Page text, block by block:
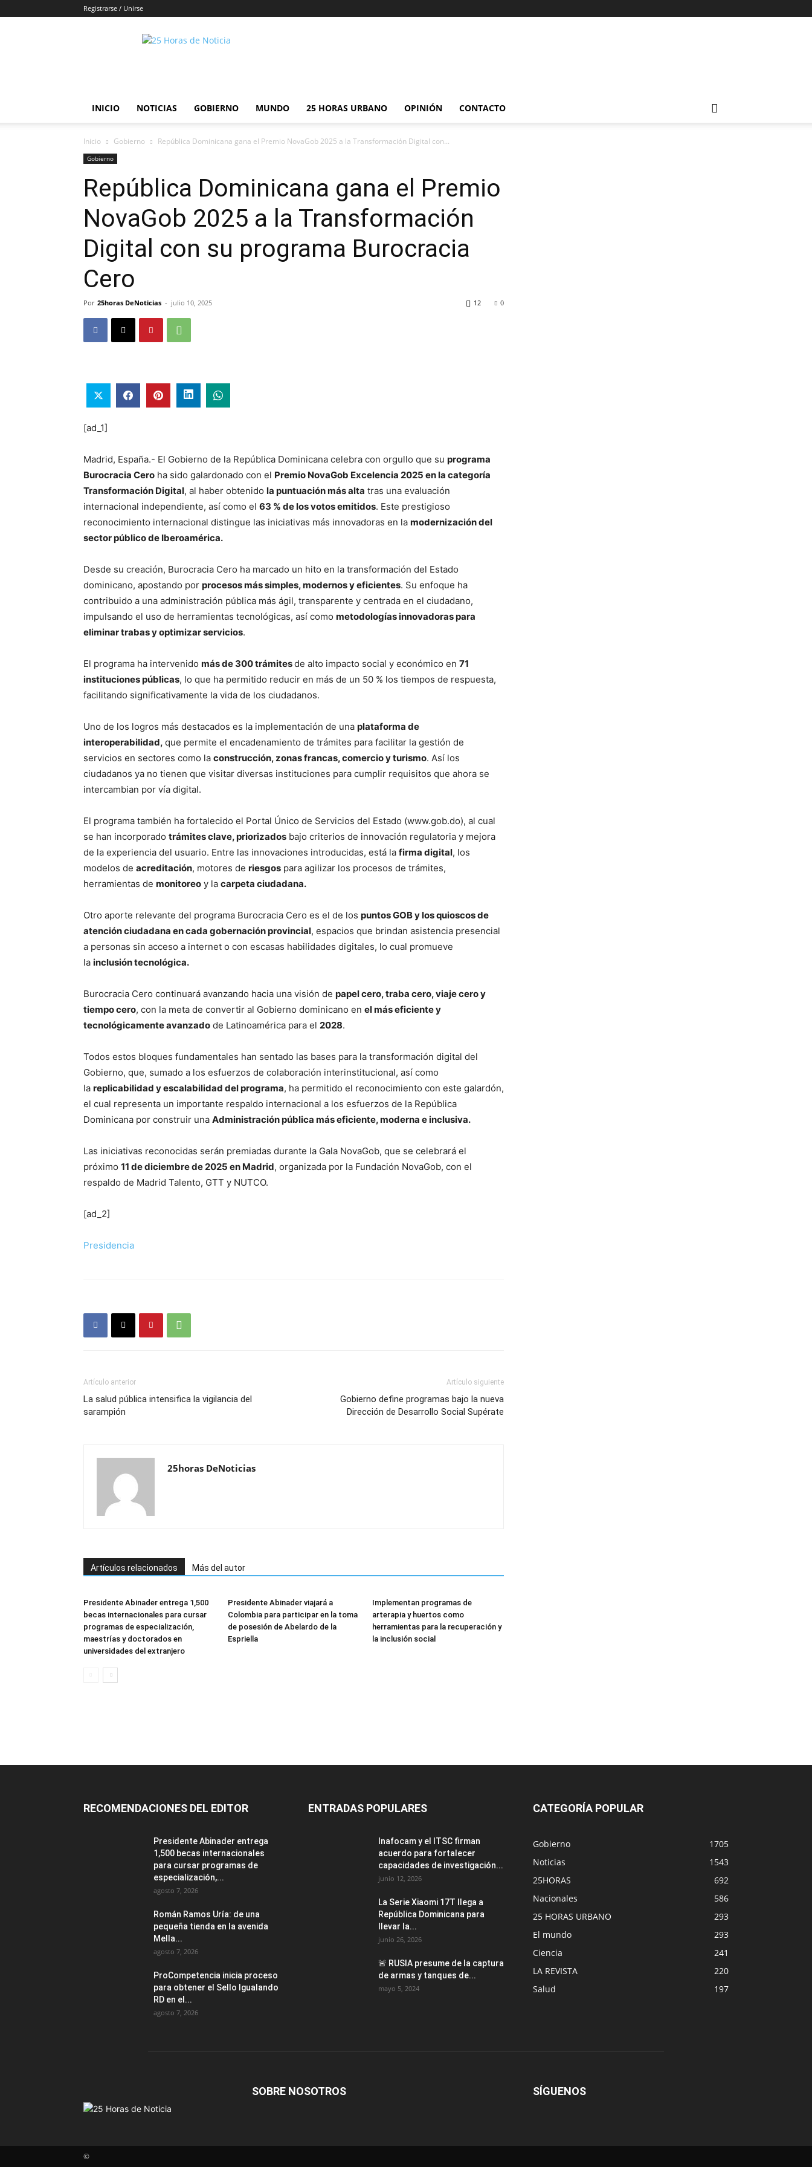
Registrarse / Unirse
25horasdenoticias
INICIO NOTICIAS GOBIERNO MUNDO 25 HORAS URBANO OPINIÓN CONTACTO
Inicio Gobierno República Dominicana gana el Premio NovaGob 2025 a la Transformación Digital con...
Gobierno
República Dominicana gana el Premio
NovaGob 2025 a la Transformación
Digital con su programa Burocracia
Cero
Por 25horas DeNoticias - julio 10, 2025 0
12
[ad_1]
Madrid, España.- El Gobierno de la República Dominicana celebra con orgullo que su programa
Burocracia Cero ha sido galardonado con el Premio NovaGob Excelencia 2025 en la categoría
Transformación Digital, al haber obtenido la puntuación más alta tras una evaluación
internacional independiente, así como el 63 % de los votos emitidos. Este prestigioso
reconocimiento internacional distingue las iniciativas más innovadoras en la modernización del
sector público de Iberoamérica.
Desde su creación, Burocracia Cero ha marcado un hito en la transformación del Estado
dominicano, apostando por procesos más simples, modernos y eficientes. Su enfoque ha
contribuido a una administración pública más ágil, transparente y centrada en el ciudadano,
impulsando el uso de herramientas tecnológicas, así como metodologías innovadoras para
eliminar trabas y optimizar servicios.
El programa ha intervenido más de 300 trámitesde alto impacto social y económico en 71
instituciones públicas, lo que ha permitido reducir en más de un 50 % los tiempos de respuesta,
facilitando significativamente la vida de los ciudadanos.
Uno de los logros más destacados es la implementación de una plataforma de
interoperabilidad, que permite el encadenamiento de trámites para facilitar la gestión de
servicios en sectores como la construcción, zonas francas, comercio y turismo. Así los
ciudadanos ya no tienen que visitar diversas instituciones para cumplir requisitos que ahora se
intercambian por vía digital.
El programa también ha fortalecido el Portal Único de Servicios del Estado (www.gob.do), al cual
se han incorporado trámites clave, priorizados bajo criterios de innovación regulatoria y mejora
de la experiencia del usuario. Entre las innovaciones introducidas, está la firma digital, los
modelos de acreditación, motores de riesgos para agilizar los procesos de trámites,
herramientas de monitoreo y la carpeta ciudadana.
Otro aporte relevante del programa Burocracia Cero es el de los puntos GOB y los quioscos de
atención ciudadana en cada gobernación provincial, espacios que brindan asistencia presencial
a personas sin acceso a internet o con escasas habilidades digitales, lo cual promueve
la inclusión tecnológica.
Burocracia Cero continuará avanzando hacia una visión de papel cero, traba cero, viaje cero y
tiempo cero, con la meta de convertir al Gobierno dominicano en el más eficiente y
tecnológicamente avanzado de Latinoamérica para el 2028.
Todos estos bloques fundamentales han sentado las bases para la transformación digital del
Gobierno, que, sumado a los esfuerzos de colaboración interinstitucional, así como
la replicabilidad y escalabilidad del programa, ha permitido el reconocimiento con este galardón,
el cual representa un importante respaldo internacional a los esfuerzos de la República
Dominicana por construir una Administración pública más eficiente, moderna e inclusiva.
Las iniciativas reconocidas serán premiadas durante la Gala NovaGob, que se celebrará el
próximo 11 de diciembre de 2025 en Madrid, organizada por la Fundación NovaGob, con el
respaldo de Madrid Talento, GTT y NUTCO.
[ad_2]
Presidencia
Artículo anterior
La salud pública intensifica la vigilancia del
sarampión
Artículo siguiente
Gobierno define programas bajo la nueva
Dirección de Desarrollo Social Supérate
25horas DeNoticias
Artículos relacionados Más del autor
Presidente Abinader entrega 1,500
becas internacionales para cursar
programas de especialización,
maestrías y doctorados en
universidades del extranjero
Presidente Abinader viajará a
Colombia para participar en la toma
de posesión de Abelardo de la
Espriella
Implementan programas de
arterapia y huertos como
herramientas para la recuperación y
la inclusión social
RECOMENDACIONES DEL EDITOR
Presidente Abinader entrega
1,500 becas internacionales
para cursar programas de
especialización,...
agosto 7, 2026
Román Ramos Uría: de una
pequeña tienda en la avenida
Mella...
agosto 7, 2026
ProCompetencia inicia proceso
para obtener el Sello Igualando
RD en el...
agosto 7, 2026
ENTRADAS POPULARES
Inafocam y el ITSC firman
acuerdo para fortalecer
capacidades de investigación...
junio 12, 2026
La Serie Xiaomi 17T llega a
República Dominicana para
llevar la...
junio 26, 2026
🚨 RUSIA presume de la captura
de armas y tanques de...
mayo 5, 2024
CATEGORÍA POPULAR
Gobierno
1705
Noticias
1543
25HORAS
692
Nacionales
586
25 HORAS URBANO
293
El mundo
293
Ciencia
241
LA REVISTA
220
Salud
197
SOBRE NOSOTROS SÍGUENOS
©